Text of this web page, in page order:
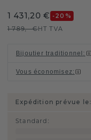
1 431,20 € -20 %
1 789,- €HT TVA
Bijoutier traditionnel :
Vous économisez:
Expédition prévue le:
Standard :